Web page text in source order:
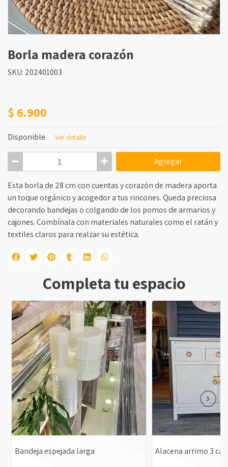
Borla madera corazón
SKU: 202401003
$ 6.900
Disponible Ver detalle
Agregar
Esta borla de 28 cm con cuentas y corazón de madera aporta
un toque orgánico y acogedor a tus rincones. Queda preciosa
decorando bandejas o colgando de los pomos de armarios y
cajones. Combínala con materiales naturales como el ratán y
textiles claros para realzar su estética.
Completa tu espacio
Bandeja espejada larga Alacena arrimo 3